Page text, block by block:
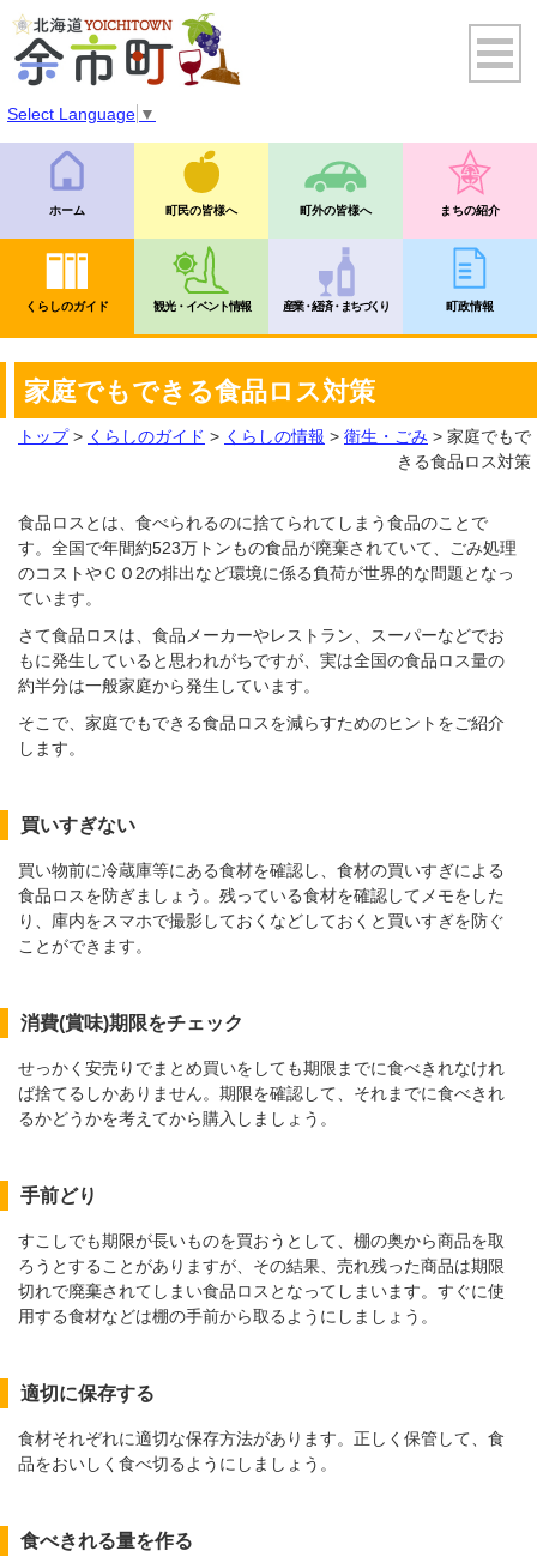
Select Language ▼
ホーム 町民の皆様へ 町外の皆様へ まちの紹介
くらしのガイド 観光・イベント情報 産業・経済・まちづくり 町政情報
家庭でもできる食品ロス対策
トップ> くらしのガイド > くらしの情報 > 衛生・ごみ > 家庭でもで
きる食品ロス対策
食品ロスとは、食べられるのに捨てられてしまう食品のことで
す。全国で年間約523万トンもの食品が廃棄されていて、ごみ処理
のコストやＣＯ2の排出など環境に係る負荷が世界的な問題となっ
ています。
さて食品ロスは、食品メーカーやレストラン、スーパーなどでお
もに発生していると思われがちですが、実は全国の食品ロス量の
約半分は一般家庭から発生しています。
そこで、家庭でもできる食品ロスを減らすためのヒントをご紹介
します。
買いすぎない
買い物前に冷蔵庫等にある食材を確認し、食材の買いすぎによる
食品ロスを防ぎましょう。残っている食材を確認してメモをした
り、庫内をスマホで撮影しておくなどしておくと買いすぎを防ぐ
ことができます。
消費(賞味)期限をチェック
せっかく安売りでまとめ買いをしても期限までに食べきれなけれ
ば捨てるしかありません。期限を確認して、それまでに食べきれ
るかどうかを考えてから購入しましょう。
手前どり
すこしでも期限が長いものを買おうとして、棚の奥から商品を取
ろうとすることがありますが、その結果、売れ残った商品は期限
切れで廃棄されてしまい食品ロスとなってしまいます。すぐに使
用する食材などは棚の手前から取るようにしましょう。
適切に保存する
食材それぞれに適切な保存方法があります。正しく保管して、食
品をおいしく食べ切るようにしましょう。
食べきれる量を作る